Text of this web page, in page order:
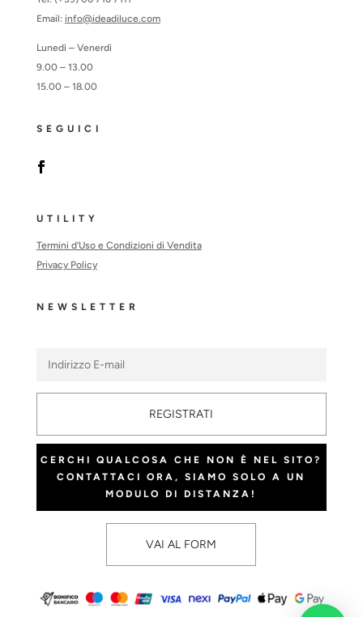
Email: info@ideadiluce.com
Lunedì – Venerdì
9.00 – 13.00
15.00 – 18.00
SEGUICI
UTILITY
Termini d’Uso e Condizioni di Vendita
Privacy Policy
NEWSLETTER
REGISTRATI
CERCHI QUALCOSA CHE NON È NEL SITO?
CONTATTACI ORA, SIAMO SOLO A UN
MODULO DI DISTANZA!
VAI AL FORM